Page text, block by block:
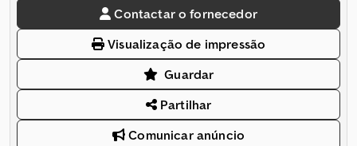
Contactar o fornecedor
Visualização de impressão
Guardar
Partilhar
Comunicar anúncio